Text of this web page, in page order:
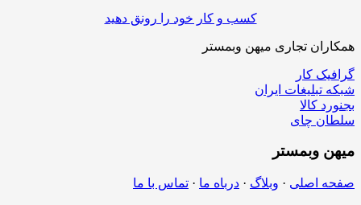
کسب و کار خود را رونق دهید
همکاران تجاری میهن وبمستر
گرافیک کار
شبکه تبلیغات ایران
بجنورد کالا
سلطان چای
میهن وبمستر
صفحه اصلی · وبلاگ · درباه ما · تماس با ما